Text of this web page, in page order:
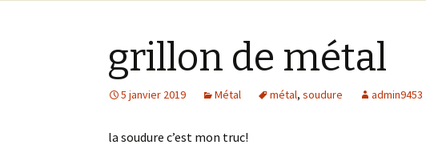
grillon de métal
5 janvier 2019 Métal métal, soudure admin9453
la soudure c’est mon truc!